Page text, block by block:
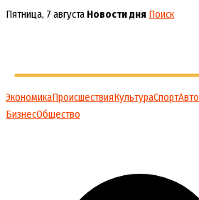
Перейти
Пятница, 7 августа Новости дня Поиск
ЭкономикаПроисшествияКультураСпортАвто
БизнесОбщество